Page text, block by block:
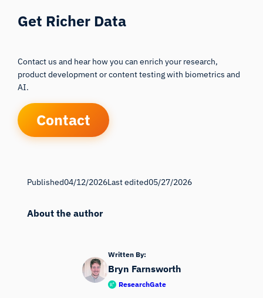
Get Richer Data
Contact us and hear how you can enrich your research,
product development or content testing with biometrics and
AI.
Contact
Published04/12/2026Last edited05/27/2026
About the author
Written By:
Bryn Farnsworth
ResearchGate